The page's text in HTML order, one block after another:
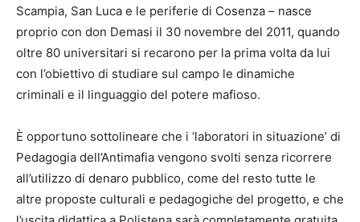
Scampia, San Luca e le periferie di Cosenza – nasce
proprio con don Demasi il 30 novembre del 2011, quando
oltre 80 universitari si recarono per la prima volta da lui
con l’obiettivo di studiare sul campo le dinamiche
criminali e il linguaggio del potere mafioso.
È opportuno sottolineare che i ‘laboratori in situazione’ di
Pedagogia dell’Antimafia vengono svolti senza ricorrere
all’utilizzo di denaro pubblico, come del resto tutte le
altre proposte culturali e pedagogiche del progetto, e che